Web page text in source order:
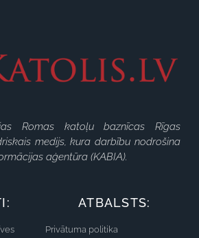
Romas katoļu baznīcas Rīgas
medijs, kura darbību nodrošina
aģentūra (KABIA).
ATBALSTS:
Privātuma politika